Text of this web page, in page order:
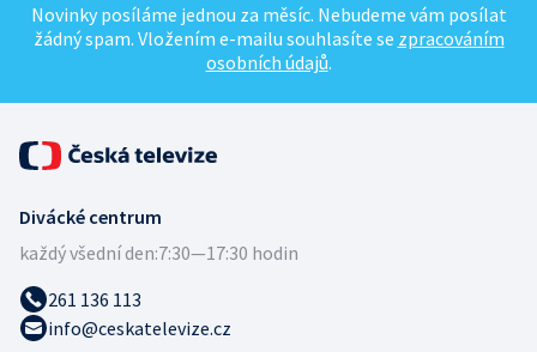
Novinky posíláme jednou za měsíc. Nebudeme vám posílat
žádný spam. Vložením e-mailu souhlasíte se zpracováním
osobních údajů.